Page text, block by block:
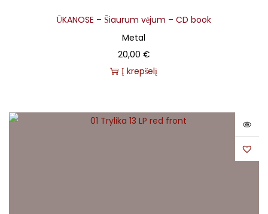
ŪKANOSE – Šiaurum vėjum – CD book
Metal
20,00 €
Į krepšelį